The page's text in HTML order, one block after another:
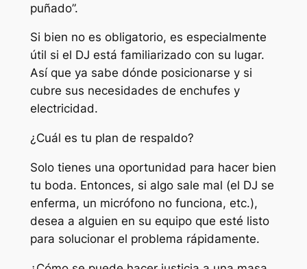
puñado”.
Si bien no es obligatorio, es especialmente
útil si el DJ está familiarizado con su lugar.
Así que ya sabe dónde posicionarse y si
cubre sus necesidades de enchufes y
electricidad.
¿Cuál es tu plan de respaldo?
Solo tienes una oportunidad para hacer bien
tu boda. Entonces, si algo sale mal (el DJ se
enferma, un micrófono no funciona, etc.),
desea a alguien en su equipo que esté listo
para solucionar el problema rápidamente.